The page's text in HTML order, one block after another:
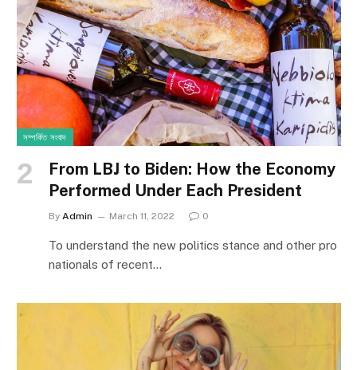
সম্পর্কিত সংবাদ
From LBJ to Biden: How the Economy
Performed Under Each President
By Admin March 11, 2022 0
To understand the new politics stance and other pro
nationals of recent…